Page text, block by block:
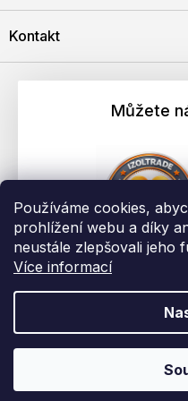
Používáme cookies,
prohlížení webu a díky
neustále zlepšovali jeho
Více informací
Kontakt
Můžete